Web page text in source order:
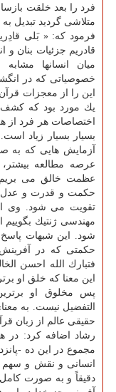
فرد را بعد خلقت
متلاشی گردید تبدیل
قادریم جزئیات بنان
میان انسانها
خصوصیاتی كه در
این را از معجزات
یك مورد بود كه
اختصاصات هر فرد از
بسیار بسیار زیاد
آزمایش هایی كه به
عرصه مطالعه
عظمت خالق می
حكمت و قدرت و عدل
تقویت می شود. وی
مهندسی ژنتیك
شود. این شبهات
حكمتی كه در
فتبارك الله احسن
این معنا كه خلق او
پس مخلوق او
التفضیل نیست. به
حقیقی عالم از زبان
مجموع در این ده -
انسانی و نقش و سهم
دقیقاً و به صورت